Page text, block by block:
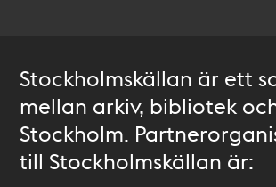
Stockholmskällan är ett
mellan arkiv, bibliotek
Stockholm.
till Stockholmskällan är: